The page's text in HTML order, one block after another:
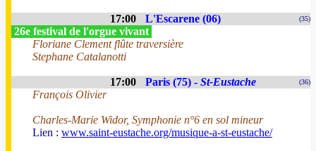
17:00 L'Escarene (06) (35)
26e festival de l'orgue vivant
Floriane Clement flûte traversière
Stephane Catalanotti
17:00 Paris (75) - St-Eustache (36)
François Olivier
Charles-Marie Widor, Symphonie n°6 en sol mineur
Lien : www.saint-eustache.org/musique-a-st-eustache/